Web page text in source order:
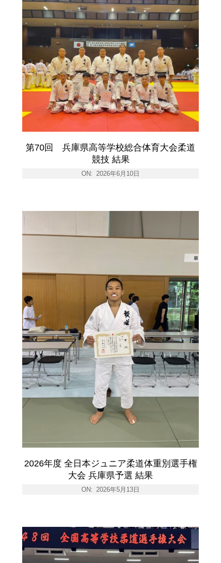
第70回 兵庫県高等学校総合体育大会柔道
競技 結果
ON: 2026年6月10日
2026年度 全日本ジュニア柔道体重別選手権
大会 兵庫県予選 結果
ON: 2026年5月13日